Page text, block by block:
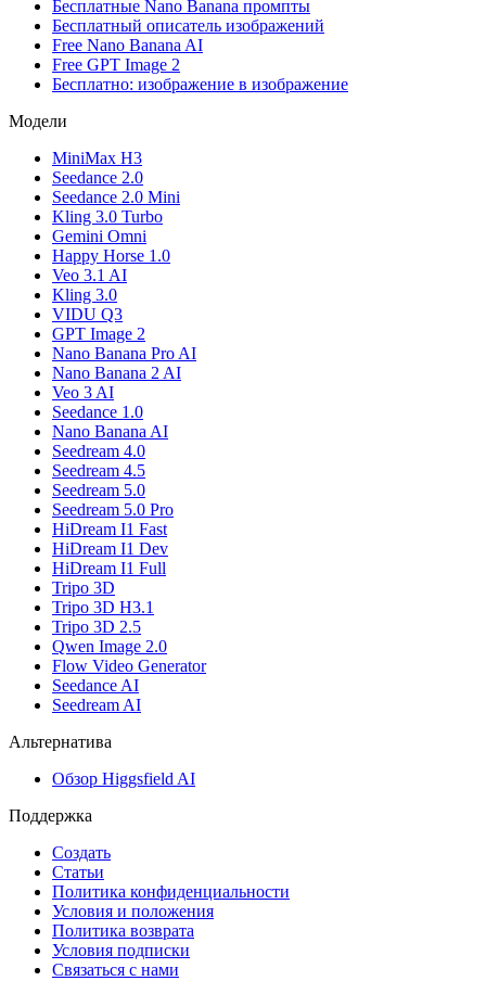
Бесплатные Nano Banana промпты
Бесплатный описатель изображений
Free Nano Banana AI
Free GPT Image 2
Бесплатно: изображение в изображение
Модели
MiniMax H3
Seedance 2.0
Seedance 2.0 Mini
Kling 3.0 Turbo
Gemini Omni
Happy Horse 1.0
Veo 3.1 AI
Kling 3.0
VIDU Q3
GPT Image 2
Nano Banana Pro AI
Nano Banana 2 AI
Veo 3 AI
Seedance 1.0
Nano Banana AI
Seedream 4.0
Seedream 4.5
Seedream 5.0
Seedream 5.0 Pro
HiDream I1 Fast
HiDream I1 Dev
HiDream I1 Full
Tripo 3D
Tripo 3D H3.1
Tripo 3D 2.5
Qwen Image 2.0
Flow Video Generator
Seedance AI
Seedream AI
Альтернатива
Обзор Higgsfield AI
Поддержка
Создать
Статьи
Политика конфиденциальности
Условия и положения
Политика возврата
Условия подписки
Связаться с нами